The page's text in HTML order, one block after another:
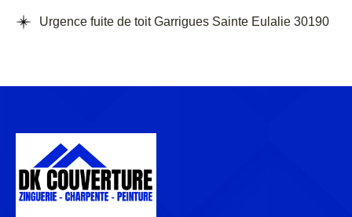
Urgence fuite de toit Garrigues Sainte Eulalie 30190